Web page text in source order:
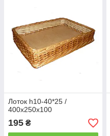
Лоток h10-40*25 /
400х250х100
195 ₴